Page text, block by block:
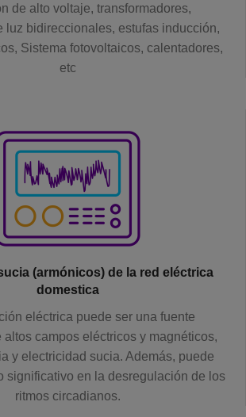
de alto voltaje, transformadores,
luz bidireccionales, estufas inducción,
Sistema fotovoltaicos, calentadores,
etc
(armónicos) de la red eléctrica
domestica
eléctrica puede ser una fuente
altos campos eléctricos y magnéticos,
y electricidad sucia. Además, puede
significativo en la desregulación de los
ritmos circadianos.